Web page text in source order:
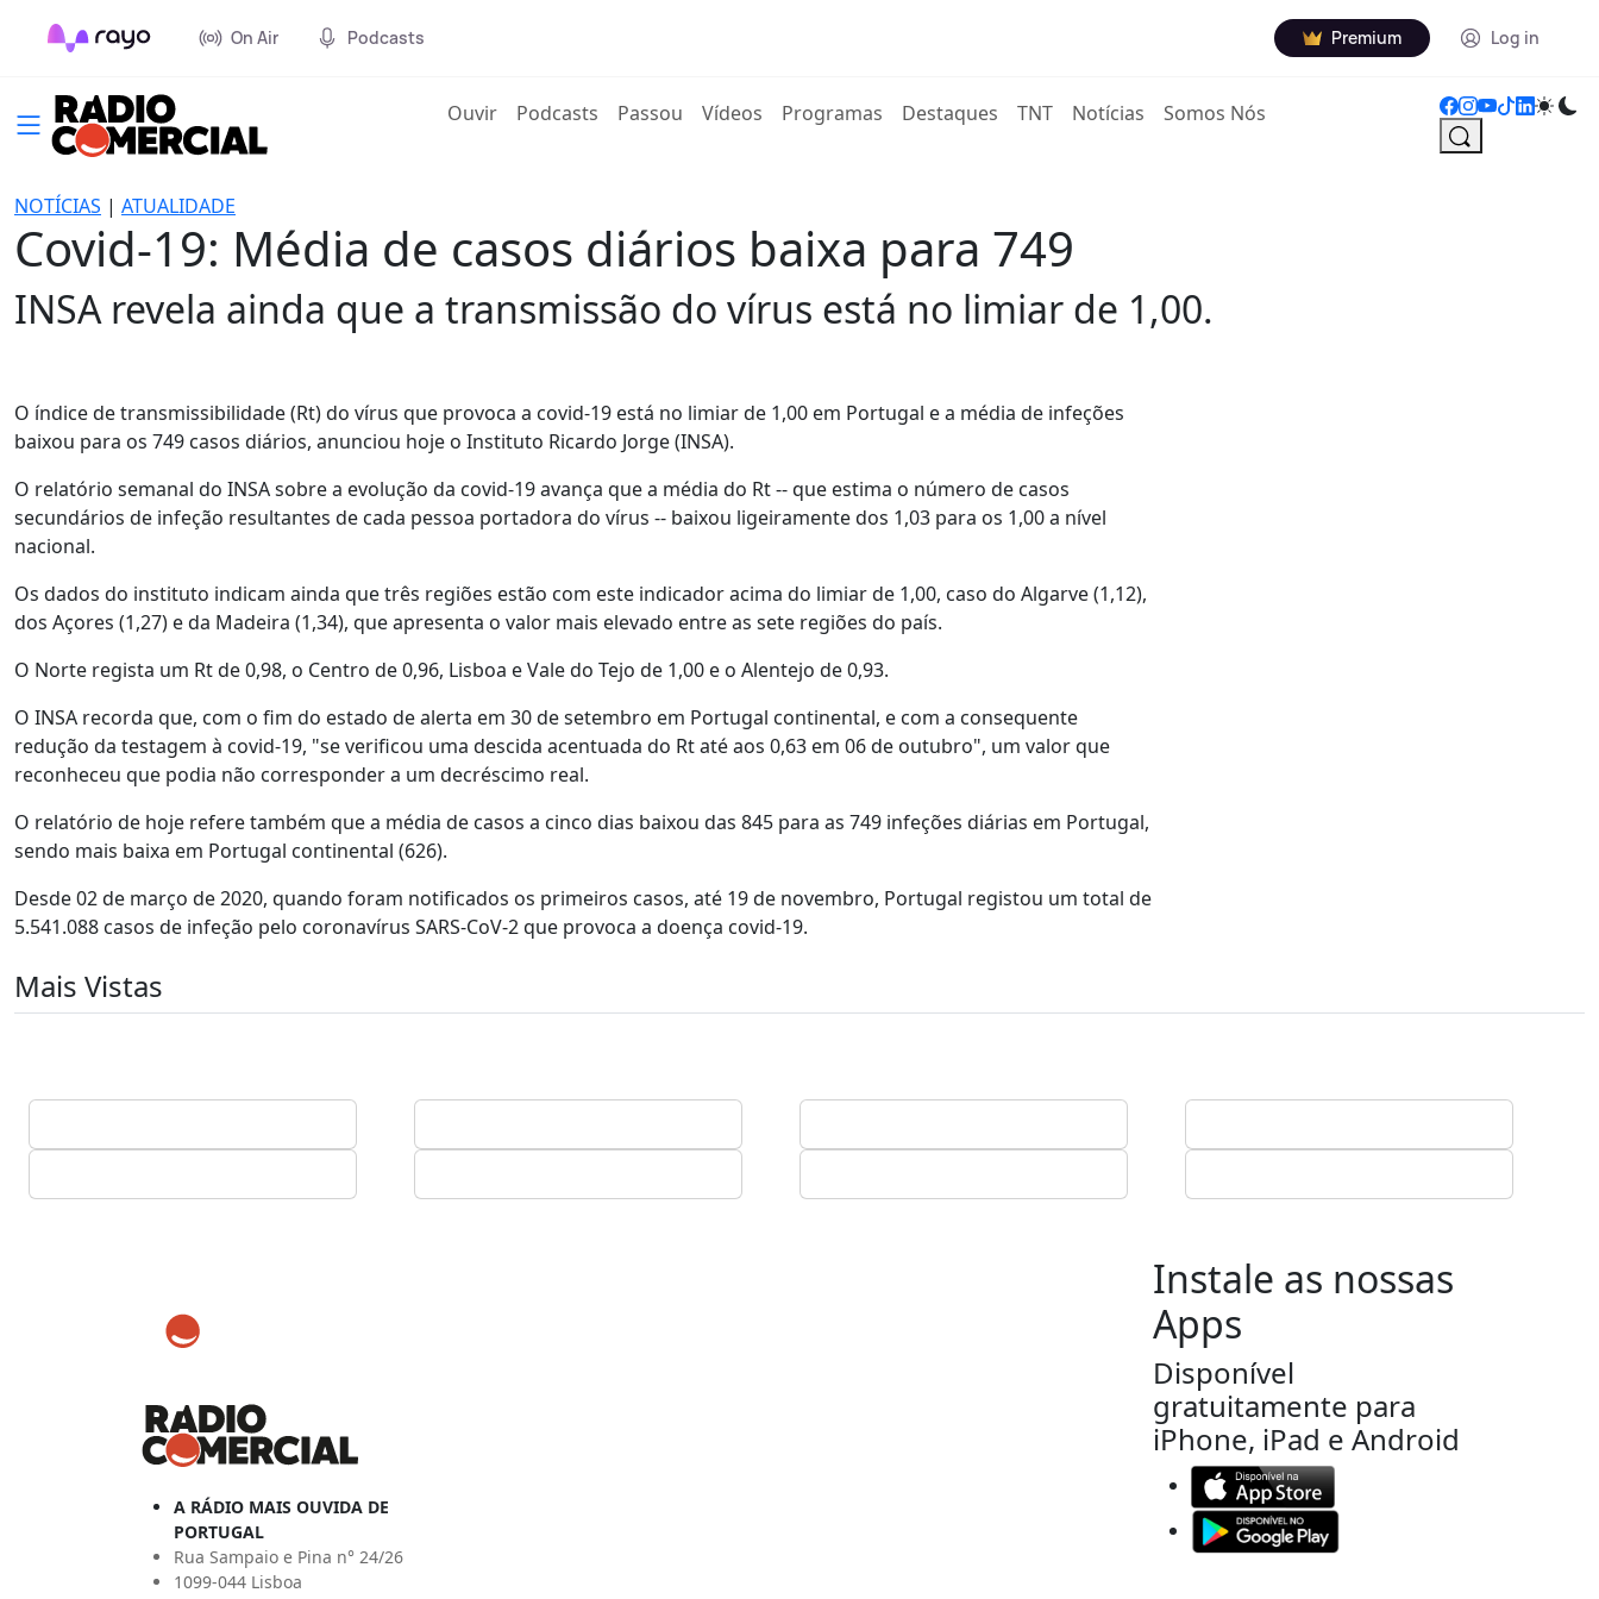
On Air Podcasts Premium Log in
Ouvir(current)
Podcasts Passou Vídeos Programas Destaques TNT Notícias Somos Nós
NOTÍCIAS | ATUALIDADE
Covid-19: Média de casos diários baixa para 749
INSA revela ainda que a transmissão do vírus está no limiar de 1,00.
O índice de transmissibilidade (Rt) do vírus que provoca a covid-19 está no limiar de 1,00 em Portugal e a média de infeções
baixou para os 749 casos diários, anunciou hoje o Instituto Ricardo Jorge (INSA).
O relatório semanal do INSA sobre a evolução da covid-19 avança que a média do Rt -- que estima o número de casos
secundários de infeção resultantes de cada pessoa portadora do vírus -- baixou ligeiramente dos 1,03 para os 1,00 a nível
nacional.
Os dados do instituto indicam ainda que três regiões estão com este indicador acima do limiar de 1,00, caso do Algarve (1,12),
dos Açores (1,27) e da Madeira (1,34), que apresenta o valor mais elevado entre as sete regiões do país.
O Norte regista um Rt de 0,98, o Centro de 0,96, Lisboa e Vale do Tejo de 1,00 e o Alentejo de 0,93.
O INSA recorda que, com o fim do estado de alerta em 30 de setembro em Portugal continental, e com a consequente
redução da testagem à covid-19, "se verificou uma descida acentuada do Rt até aos 0,63 em 06 de outubro", um valor que
reconheceu que podia não corresponder a um decréscimo real.
O relatório de hoje refere também que a média de casos a cinco dias baixou das 845 para as 749 infeções diárias em Portugal,
sendo mais baixa em Portugal continental (626).
Desde 02 de março de 2020, quando foram notificados os primeiros casos, até 19 de novembro, Portugal registou um total de
5.541.088 casos de infeção pelo coronavírus SARS-CoV-2 que provoca a doença covid-19.
Mais Vistas
A RÁDIO MAIS OUVIDA DE
PORTUGAL
Rua Sampaio e Pina n° 24/26
1099-044 Lisboa
Instale as nossas
Apps
Disponível
gratuitamente para
iPhone, iPad e Android